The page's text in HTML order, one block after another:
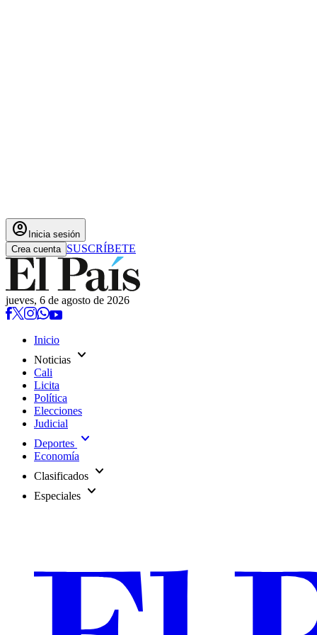
account_circle Inicia sesión
Crea cuenta SUSCRÍBETE
jueves, 6 de agosto de 2026
Inicio
Noticias expand_more
Cali
Licita
Política
Elecciones
Judicial
Deportes expand_more
Economía
Clasificados expand_more
Especiales expand_more